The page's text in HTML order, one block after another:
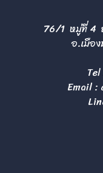
76/1 หมู่ที่ 4
อ.เมือ
Email :